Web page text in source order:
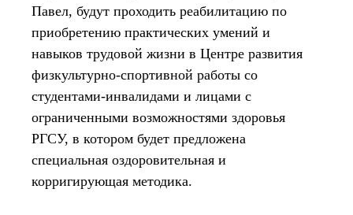
Павел, будут проходить реабилитацию по
приобретению практических умений и
навыков трудовой жизни в Центре развития
физкультурно-спортивной работы со
студентами-инвалидами и лицами с
ограниченными возможностями здоровья
РГСУ, в котором будет предложена
специальная оздоровительная и
корригирующая методика.